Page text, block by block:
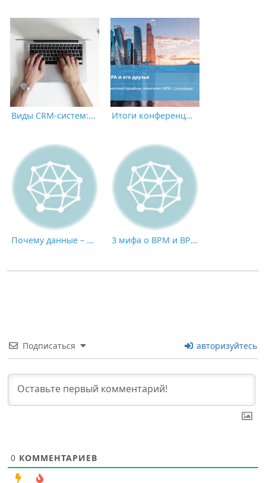
Виды CRM-систем: основные классификации и особенности выбора Итоги конференции CNews «Роботизация бизнес-процессов 2021»
Почему данные – это НЕ новая нефть: пик экономики, основанной на применении искусственного интеллекта 3 мифа о BPM и BPMS
Подписаться авторизуйтесь
0 КОММЕНТАРИЕВ